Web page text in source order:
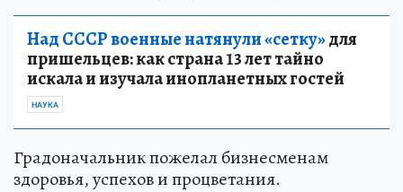
Над СССР военные натянули «сетку»для
пришельцев: как страна 13 лет тайно
искала и изучала инопланетных гостей
НАУКА
Градоначальник пожелал бизнесменам
здоровья, успехов и процветания.